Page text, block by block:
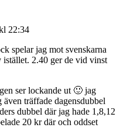
22:34
spelar jag mot svenskarna
2.40 ger de vid vinst
ser lockande ut 🙂 jag
träffade dagensdubbel
dubbel där jag hade 1,8,12
20 kr där och oddset